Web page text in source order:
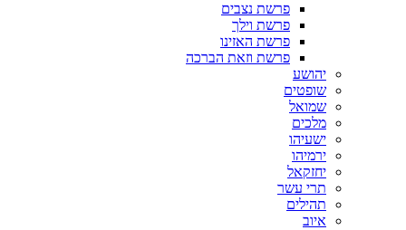
פרשת נצבים
פרשת וילך
פרשת האזינו
פרשת וזאת הברכה
יהושע
שופטים
שמואל
מלכים
ישעיהו
ירמיהו
יחזקאל
תרי עשר
תהילים
איוב